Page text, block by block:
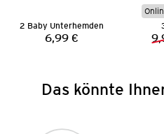
2 Baby Unterhemden
Preis:
6,99 €
Das könnte